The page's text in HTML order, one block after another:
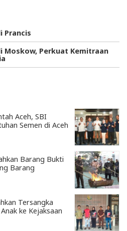
Prancis
Moskow, Perkuat Kemitraan
Aceh, SBI
Semen di Aceh
Barang Bukti
Barang
Tersangka
ke Kejaksaan